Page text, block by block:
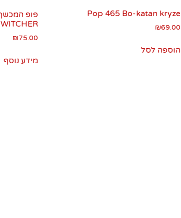
Pop 465 Bo-katan kryze
₪69.00
הוספה לסל
WITCHER
₪75.00
מידע נוסף